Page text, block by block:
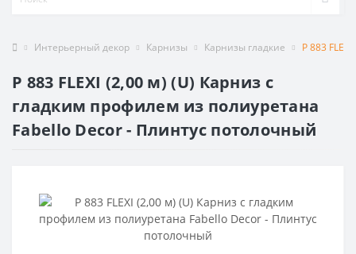
Интерьерный декор Карнизы Карнизы гладкие P 883
P 883 FLEXI (2,00 м) (U) Карниз с
гладким профилем из полиуретана
Fabello Decor - Плинтус потолочный